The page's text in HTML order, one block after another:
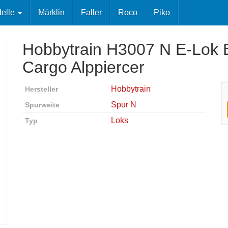
Märklin Faller Roco Piko
Hobbytrain H3007 N E-Lok
Cargo Alppiercer
Hersteller Hobbytrain
Spurweite Spur N
Typ Loks